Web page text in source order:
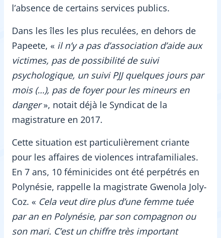
l’absence de certains services publics.
Dans les îles les plus reculées, en dehors de
Papeete, « il n’y a pas d’association d’aide aux
victimes, pas de possibilité de suivi
psychologique, un suivi PJJ quelques jours par
mois (…), pas de foyer pour les mineurs en
danger», notait déjà le Syndicat de la
magistrature en 2017.
Cette situation est particulièrement criante
pour les affaires de violences intrafamiliales.
En 7 ans, 10 féminicides ont été perpétrés en
Polynésie, rappelle la magistrate Gwenola Joly-
Coz. « Cela veut dire plus d’une femme tuée
par an en Polynésie, par son compagnon ou
son mari. C’est un chiffre très important